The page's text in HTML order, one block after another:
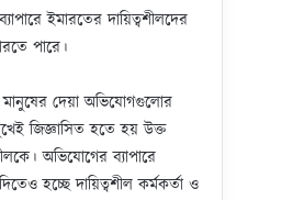
ইমারতের দায়িত্বশীলদের
পারে।
দেয়া অভিযোগগুলোর
জিজ্ঞাসিত হতে হয় উক্ত
অভিযোগের ব্যাপারে
হচ্ছে দায়িত্বশীল কর্মকর্তা ও